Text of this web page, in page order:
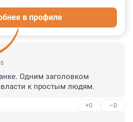
в профиле
Одним заголовком
к простым людям.
+0 –0